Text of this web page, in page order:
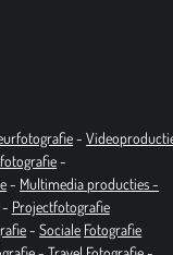
-
fotografie-
- Multimedia producties -
Projectfotografie
-Sociale Fotografie